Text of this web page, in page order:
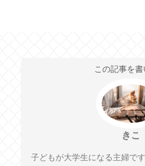
この記事を書
きこ
子どもが大学生になる主婦で